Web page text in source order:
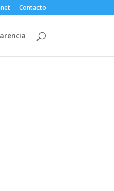
Contacto